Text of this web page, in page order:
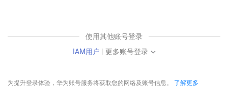
使用其他账号登录
IAM用户 | 更多账号登录
为提升登录体验，华为账号服务将获取您的网络及账号信息。 了解更多